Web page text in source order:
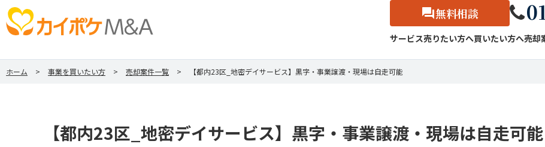
無料相談
サービス売りたい方へ買いたい方へ売却
ホーム 事業を買いたい方 売却案件一覧 【都内23区_地密デイサービス】黒字・事業譲渡・現場は自走可能
【都内23区_地密デイサービス】黒字・事業譲渡・現場は自走可能